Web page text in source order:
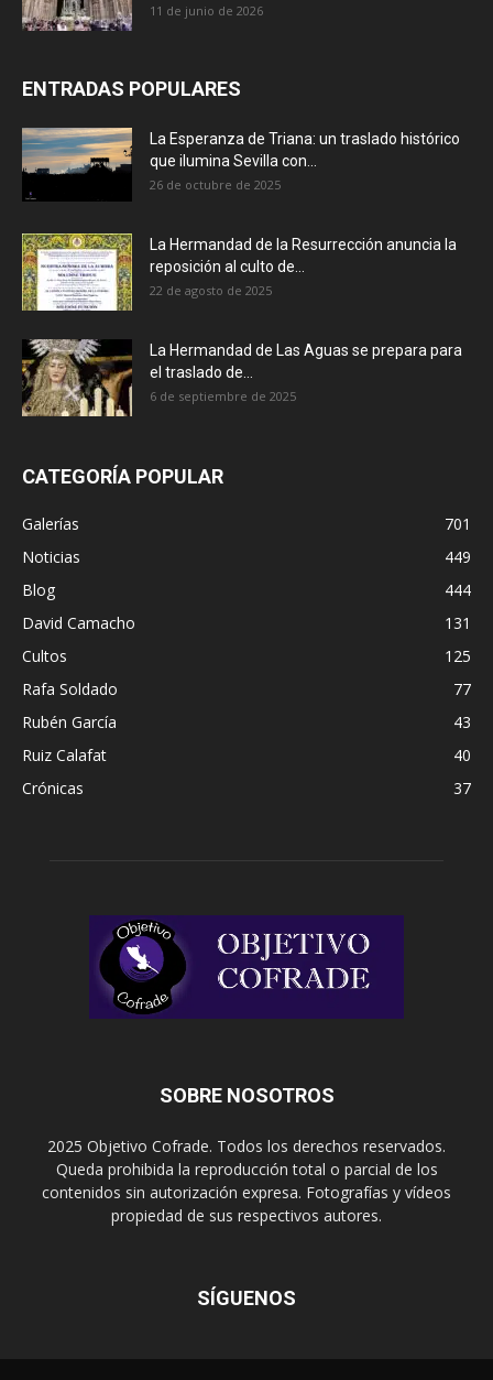
11 de junio de 2026
ENTRADAS POPULARES
La Esperanza de Triana: un traslado histórico
que ilumina Sevilla con...
26 de octubre de 2025
La Hermandad de la Resurrección anuncia la
reposición al culto de...
22 de agosto de 2025
La Hermandad de Las Aguas se prepara para
el traslado de...
6 de septiembre de 2025
CATEGORÍA POPULAR
Galerías
701
Noticias
449
Blog
444
David Camacho
131
Cultos
125
Rafa Soldado
77
Rubén García
43
Ruiz Calafat
40
Crónicas
37
SOBRE NOSOTROS
2025 Objetivo Cofrade. Todos los derechos reservados.
Queda prohibida la reproducción total o parcial de los
contenidos sin autorización expresa. Fotografías y vídeos
propiedad de sus respectivos autores.
SÍGUENOS